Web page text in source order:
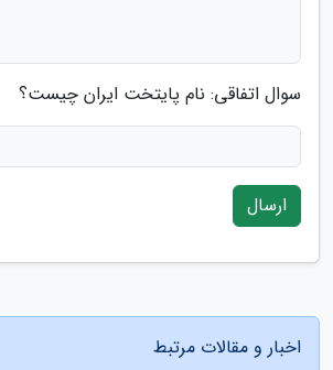
سوال اتفاقی: نام پایتخت ایران چیست؟
ارسال
اخبار و مقالات مرتبط